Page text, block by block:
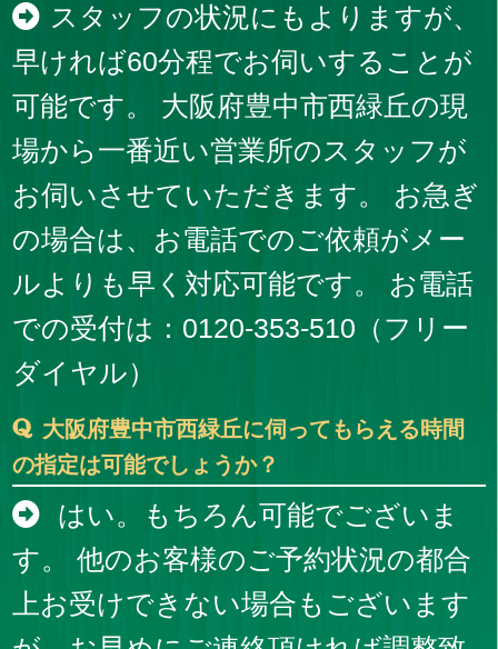
スタッフの状況にもよりますが、
早ければ60分程でお伺いすることが
可能です。 大阪府豊中市西緑丘の現
場から一番近い営業所のスタッフが
お伺いさせていただきます。 お急ぎ
の場合は、お電話でのご依頼がメー
ルよりも早く対応可能です。 お電話
での受付は：0120-353-510（フリー
ダイヤル）
大阪府豊中市西緑丘に伺ってもらえる時間
の指定は可能でしょうか？
はい。もちろん可能でございま
す。 他のお客様のご予約状況の都合
上お受けできない場合もございます